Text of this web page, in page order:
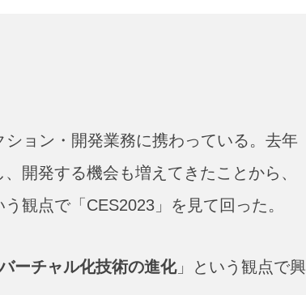
ョン・開発業務に携わっている。去年
開発する機会も増えてきたことから、
観点で「CES2023」を見て回った。
ーチャル化技術の進化」という観点で興